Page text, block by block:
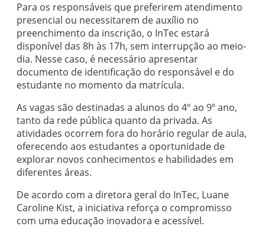
Para os responsáveis que preferirem atendimento
presencial ou necessitarem de auxílio no
preenchimento da inscrição, o InTec estará
disponível das 8h às 17h, sem interrupção ao meio-
dia. Nesse caso, é necessário apresentar
documento de identificação do responsável e do
estudante no momento da matrícula.
As vagas são destinadas a alunos do 4º ao 9º ano,
tanto da rede pública quanto da privada. As
atividades ocorrem fora do horário regular de aula,
oferecendo aos estudantes a oportunidade de
explorar novos conhecimentos e habilidades em
diferentes áreas.
De acordo com a diretora geral do InTec, Luane
Caroline Kist, a iniciativa reforça o compromisso
com uma educação inovadora e acessível.